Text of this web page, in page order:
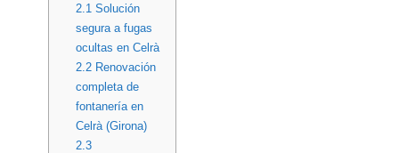
2.1 Solución
segura a fugas
ocultas en Celrà
2.2Renovación
completa de
fontanería en
Celrà (Girona)
2.3